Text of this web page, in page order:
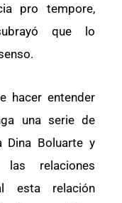
pro tempore,
que lo
hacer entender
una serie de
Dina Boluarte y
relaciones
esta relación